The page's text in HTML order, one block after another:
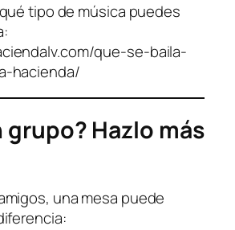
tipo de música puedes
que-se-baila-
hacienda/
grupo? Hazlo más
una mesa puede